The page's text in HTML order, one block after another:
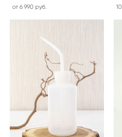
от 6 990 pуб.